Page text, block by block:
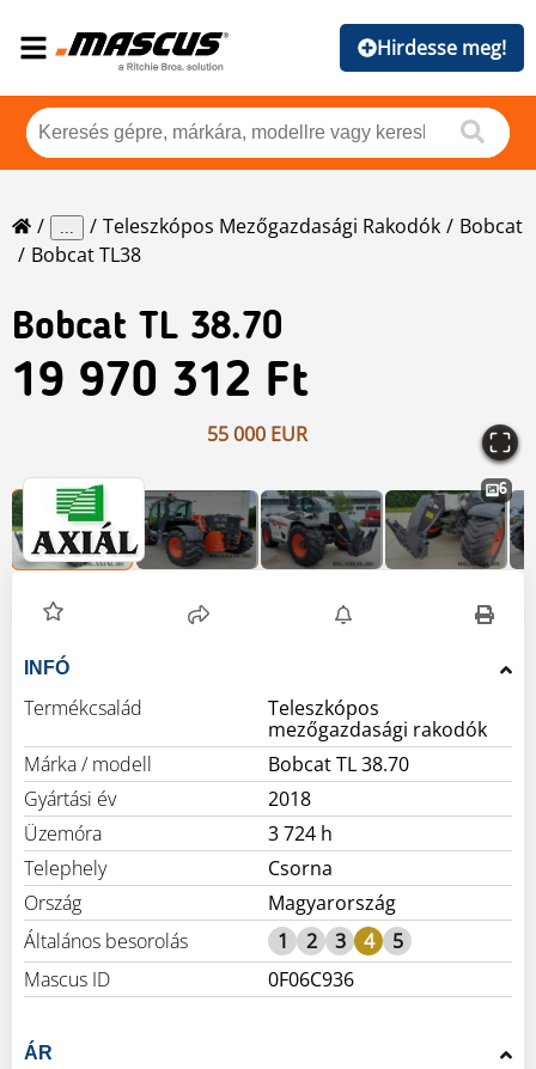
Hirdesse meg!
... Teleszkópos Mezőgazdasági Rakodók
Bobcat
Bobcat TL38
Bobcat TL 38.70
19 970 312 Ft
55 000 EUR
6
INFÓ
Termékcsalád
Teleszkópos
mezőgazdasági rakodók
Márka / modell
Bobcat TL 38.70
Gyártási év
2018
Üzemóra
3 724 h
Telephely
Csorna
Ország
Magyarország
Általános besorolás
1 2 3 4
5
Mascus ID
0F06C936
ÁR